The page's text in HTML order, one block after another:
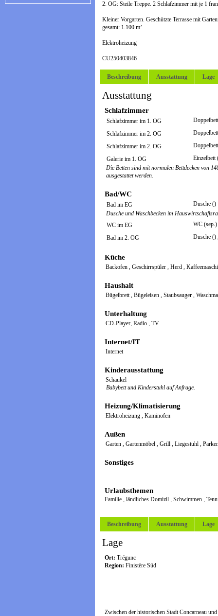
2. OG: Steile Treppe. 2 Schlafzimmer mit je 1
Kleiner Vorgarten. Geschützte Terrasse mit
gesamt: 1.100 m²
Elektroheizung
CU250403846
Beschreibung Ausstattung Lage
Ausstattung
Schlafzimmer
Schlafzimmer im 1. OG
Schlafzimmer im 2. OG
Schlafzimmer im 2. OG
Einzelbett
Galerie im 1. OG
Die Betten sind mit normalen Bettdecken von
ausgestattet werden.
Bad/WC
Dusche ()
Bad im EG
Dusche und Waschbecken im
WC (sep.)
WC im EG
Dusche ()
Bad im 2. OG
Küche
Backofen , Geschirrspüler , Herd ,
Haushalt
Bügelbrett, Bügeleisen , Staubsauger ,
Unterhaltung
CD-Player, Radio , TV
Internet/IT
Internet
Kinderausstattung
Schaukel
Babybett und Kinderstuhl auf Anfrage.
Heizung/Klimatisierung
Elektroheizung , Kaminofen
Außen
Garten , Gartenmöbel , Grill , Liegestuhl ,
Sonstiges
Urlaubsthemen
Familie , ländliches Domizil , Schwimmen ,
Beschreibung Ausstattung Lage
Lage
Ort: Trégunc
Region: Finistère Süd
Zwischen der historischen Stadt Concarneau